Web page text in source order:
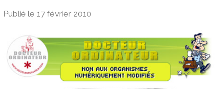
Publié le 17 février 2010